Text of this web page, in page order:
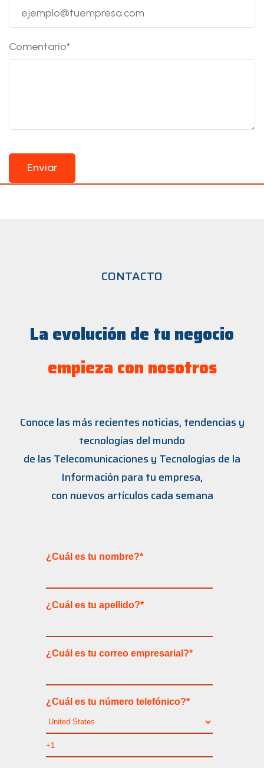
Comentario*
CONTACTO
La evolución de tu negocio
empieza con nosotros
Conoce las más recientes noticias, tendencias y
tecnologías del mundo
de las Telecomunicaciones y Tecnologías de la
Información para tu empresa,
con nuevos artículos cada semana